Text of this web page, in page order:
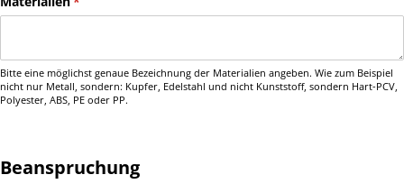
Bitte eine möglichst genaue Bezeichnung der Materialien angeben. Wie zum Beispiel
nicht nur Metall, sondern: Kupfer, Edelstahl und nicht Kunststoff, sondern Hart-PCV,
Polyester, ABS, PE oder PP.
Beanspruchung